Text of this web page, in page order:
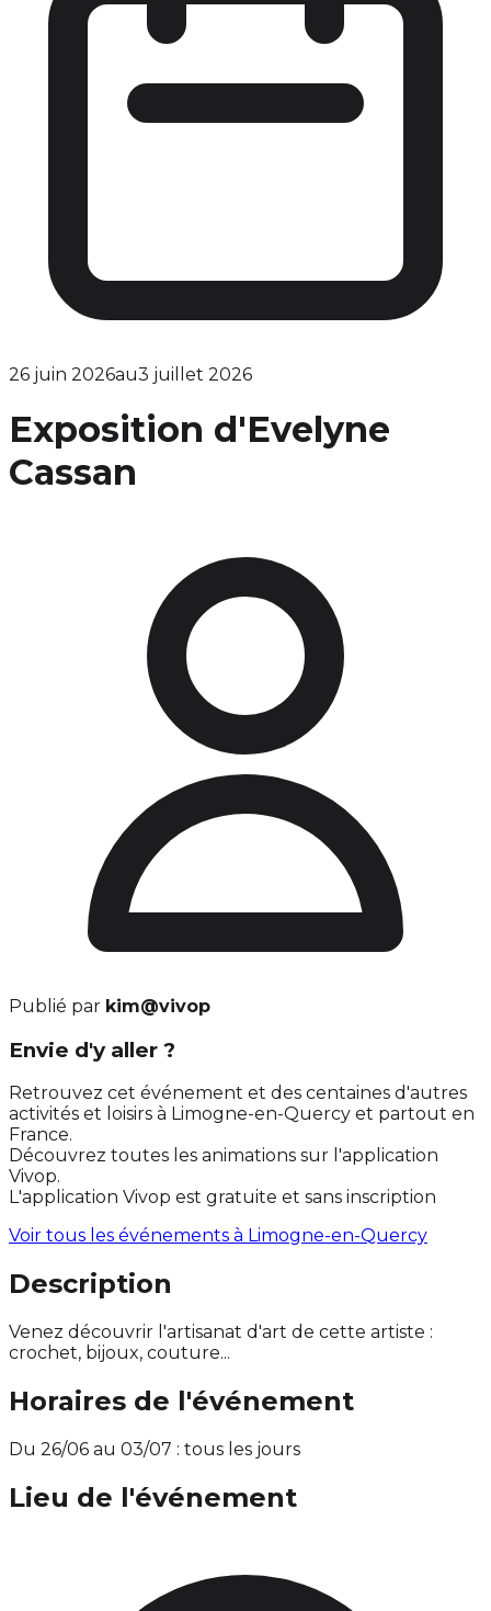
26 juin 2026au3 juillet 2026
Exposition d'Evelyne
Cassan
Publié par kim@vivop
Envie d'y aller ?
Retrouvez cet événement et des centaines d'autres
activités et loisirs à Limogne-en-Quercy et partout en
France.
Découvrez toutes les animations sur l'application
Vivop.
L'application Vivop est gratuite et sans inscription
Voir tous les événements à Limogne-en-Quercy
Description
Venez découvrir l'artisanat d'art de cette artiste :
crochet, bijoux, couture...
Horaires de l'événement
Du 26/06 au 03/07 : tous les jours
Lieu de l'événement